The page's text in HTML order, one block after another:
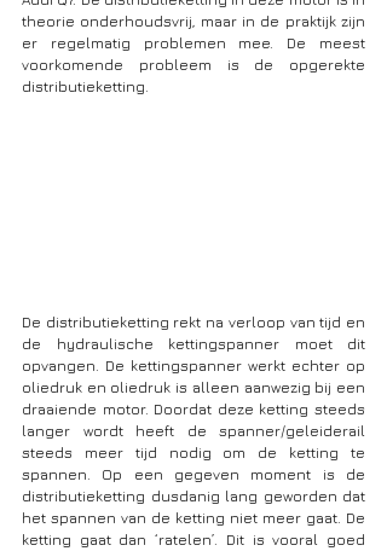
theorie onderhoudsvrij, maar in de praktijk zijn
er regelmatig problemen mee. De meest
voorkomende probleem is de opgerekte
distributieketting.
De distributieketting rekt na verloop van tijd en
de hydraulische kettingspanner moet dit
opvangen. De kettingspanner werkt echter op
oliedruk en oliedruk is alleen aanwezig bij een
draaiende motor. Doordat deze ketting steeds
langer wordt heeft de spanner/geleiderail
steeds meer tijd nodig om de ketting te
spannen. Op een gegeven moment is de
distributieketting dusdanig lang geworden dat
het spannen van de ketting niet meer gaat. De
ketting gaat dan ‘ratelen’. Dit is vooral goed